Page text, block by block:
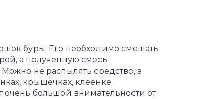
буры. Его необходимо смешать
а полученную смесь
не распылять средство, а
крышечках, клеенке.
большой внимательности от